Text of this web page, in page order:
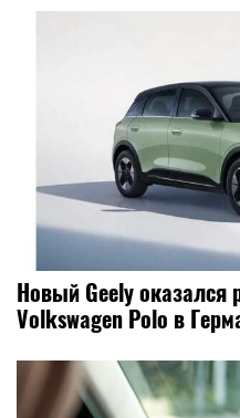
Новый Geely оказался
Volkswagen Polo в